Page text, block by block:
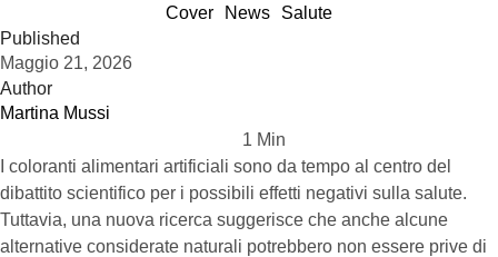
Cover News
Salute
Published
Maggio 21, 2026
Author
Martina Mussi
1 Min
I coloranti alimentari artificiali sono da tempo al centro del
dibattito scientifico per i possibili effetti negativi sulla salute.
Tuttavia, una nuova ricerca suggerisce che anche alcune
alternative considerate naturali potrebbero non essere prive di